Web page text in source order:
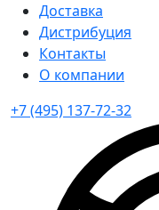
Доставка
Дистрибуция
Контакты
О компании
+7 (495) 137-72-32